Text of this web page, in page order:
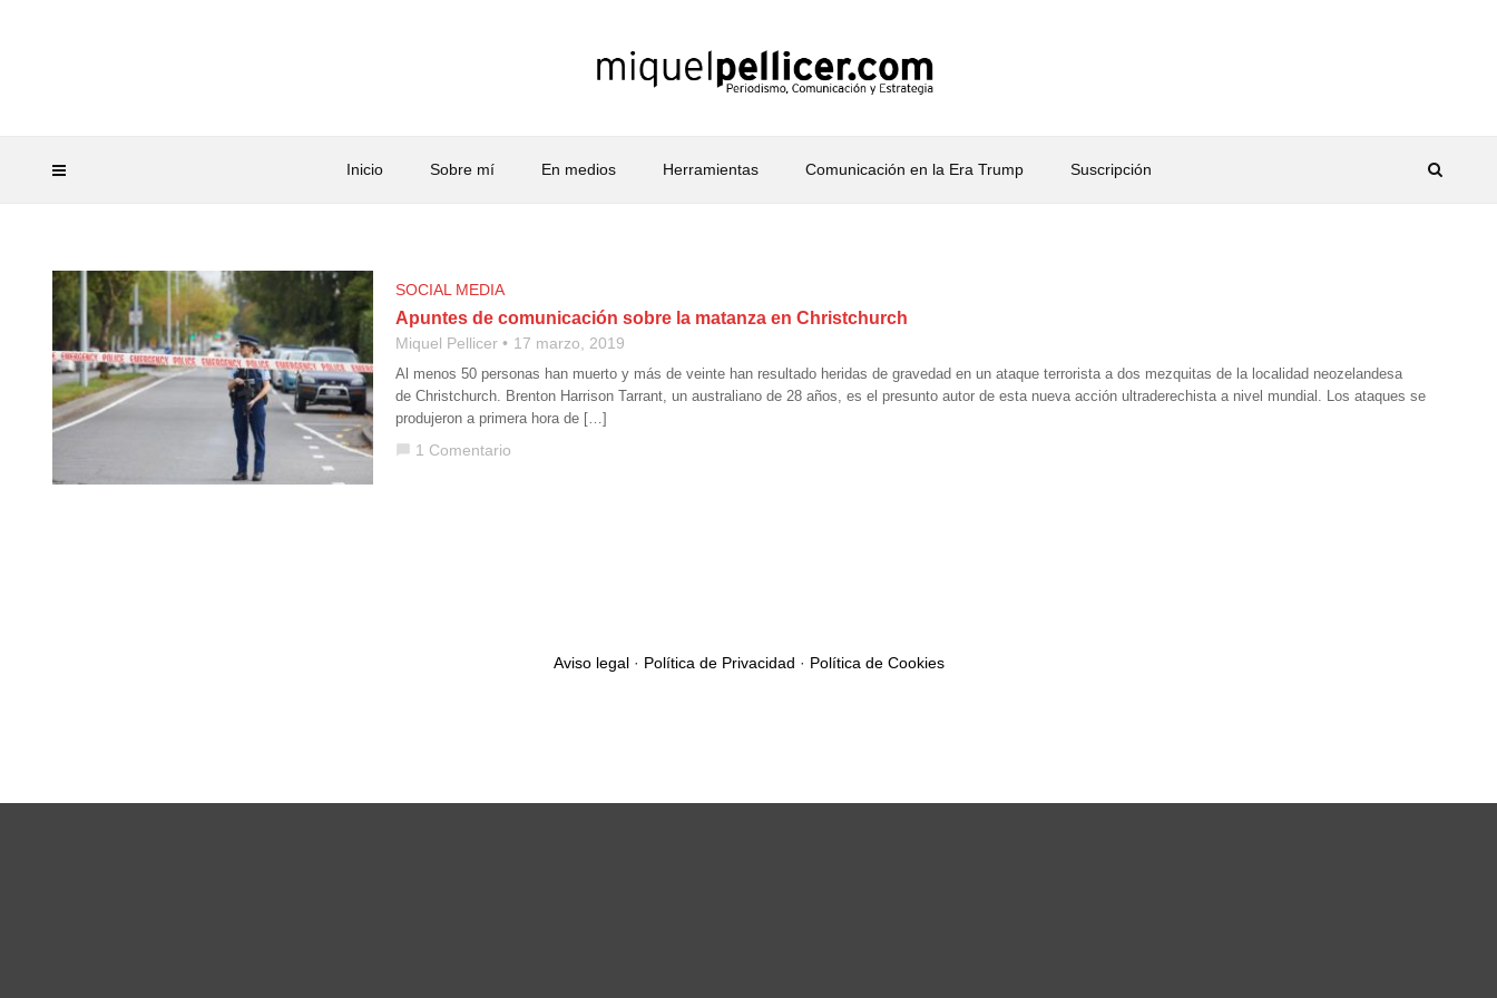
Inicio Sobre mí En medios Herramientas Comunicación en la Era Trump Suscripción
SOCIAL MEDIA
Apuntes de comunicación sobre la matanza en Christchurch
Miquel Pellicer 17 marzo, 2019
Al menos 50 personas han muerto y más de veinte han resultado heridas de gravedad en un ataque terrorista a dos mezquitas de la localidad neozelandesa
de Christchurch. Brenton Harrison Tarrant, un australiano de 28 años, es el presunto autor de esta nueva acción ultraderechista a nivel mundial. Los ataques se
produjeron a primera hora de […]
chat_bubble 1 Comentario
Aviso legal· Política de Privacidad · Política de Cookies